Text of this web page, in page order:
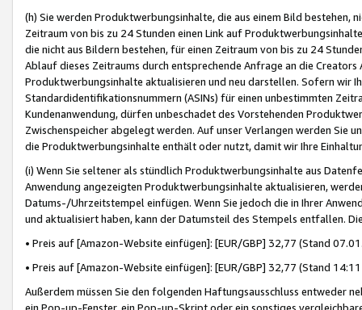
(h) Sie werden Produktwerbungsinhalte, die aus einem Bild bestehen,
Zeitraum von bis zu 24 Stunden einen Link auf
die nicht aus Bildern bestehen, für einen Zeitraum von bis zu 24
Ablauf dieses Zeitraums durch entsprechende Anfrage an die
Produktwerbungsinhalte aktualisieren und neu darstellen. Sofern wir
Standardidentifikationsnummern (ASINs) für einen unbestimmten
Kundenanwendung, dürfen unbeschadet des Vorstehenden
Zwischenspeicher abgelegt werden. Auf unser Verlangen werden Sie
die Produktwerbungsinhalte enthält oder nutzt, damit wir Ihre
(i) Wenn Sie seltener als stündlich Produktwerbungsinhalte aus
Anwendung angezeigten Produktwerbungsinhalte aktualisieren,
Datums-/Uhrzeitstempel einfügen. Wenn Sie jedoch die in Ihrer
und aktualisiert haben, kann der Datumsteil des Stempels entfallen.
• Preis auf [Amazon-Website einfügen]: [EUR/GBP] 32,77 (Stand
• Preis auf [Amazon-Website einfügen]: [EUR/GBP] 32,77 (Stand
Außerdem müssen Sie den folgenden Haftungsausschluss entweder
ein Pop-up-Fenster, ein Pop-up-Skript oder ein sonstiges